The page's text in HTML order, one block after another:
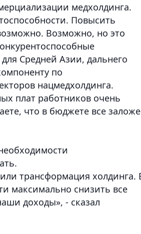
медхолдинга.
Повысить
Возможно, но это
Средней Азии, дальнего
по
нацмедхолдинга.
плат работников очень
что в бюджете все
трансформация холдинга.
максимально снизить все
доходы», - сказал